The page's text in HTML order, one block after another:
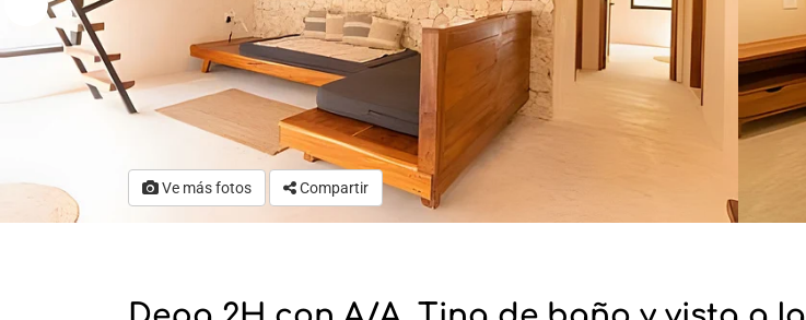
Ve más fotos Compartir